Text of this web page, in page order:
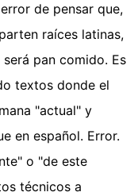
de pensar que,
raíces latinas,
pan comido. Es
textos donde el
"actual" y
en español. Error.
o "de este
técnicos a